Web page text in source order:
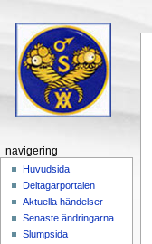
navigering
Huvudsida
Deltagarportalen
Aktuella händelser
Senaste ändringarna
Slumpsida